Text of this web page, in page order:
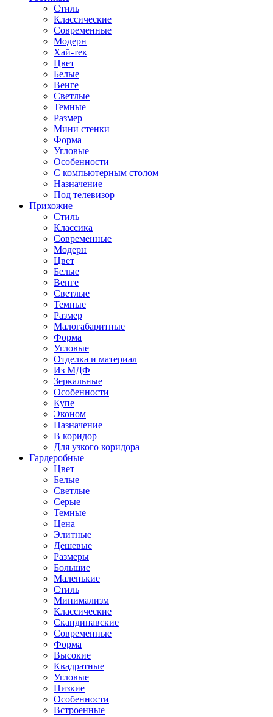
Стиль
Классические
Современные
Модерн
Хай-тек
Цвет
Белые
Венге
Светлые
Темные
Размер
Мини стенки
Форма
Угловые
Особенности
С компьютерным столом
Назначение
Под телевизор
Прихожие
Стиль
Классика
Современные
Модерн
Цвет
Белые
Венге
Светлые
Темные
Размер
Малогабаритные
Форма
Угловые
Отделка и материал
Из МДФ
Зеркальные
Особенности
Купе
Эконом
Назначение
В коридор
Для узкого коридора
Гардеробные
Цвет
Белые
Светлые
Серые
Темные
Цена
Элитные
Дешевые
Размеры
Большие
Маленькие
Стиль
Минимализм
Классические
Скандинавские
Современные
Форма
Высокие
Квадратные
Угловые
Низкие
Особенности
Встроенные